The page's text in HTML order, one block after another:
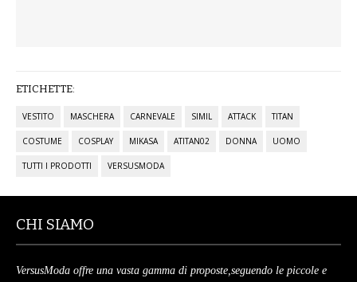
ETICHETTE:
VESTITO MASCHERA CARNEVALE SIMIL ATTACK TITAN
COSTUME COSPLAY MIKASA ATITAN02 DONNA UOMO
TUTTI I PRODOTTI VERSUSMODA
CHI SIAMO
VersusModa offre una vasta gamma di proposte,seguendo le piccole e